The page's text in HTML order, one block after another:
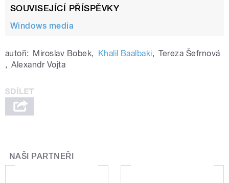
SOUVISEJÍCÍ PŘÍSPĚVKY
Windows media
autoři: Miroslav Bobek, Khalil Baalbaki, Tereza Šefrnová
, Alexandr Vojta
NAŠI PARTNEŘI